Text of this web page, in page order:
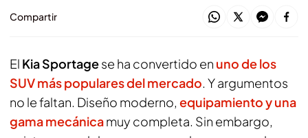
Compartir
El Kia Sportagese ha convertido en uno de los
SUV más populares del mercado. Y argumentos
no le faltan. Diseño moderno, equipamiento y una
gama mecánicamuy completa. Sin embargo,